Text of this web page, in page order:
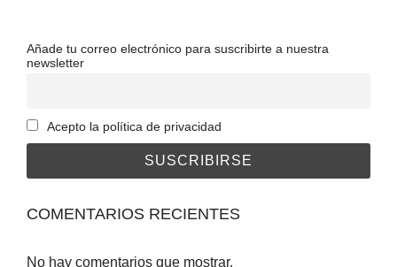
Añade tu correo electrónico para suscribirte a nuestra
newsletter
Acepto la política de privacidad
COMENTARIOS RECIENTES
No hay comentarios que mostrar.